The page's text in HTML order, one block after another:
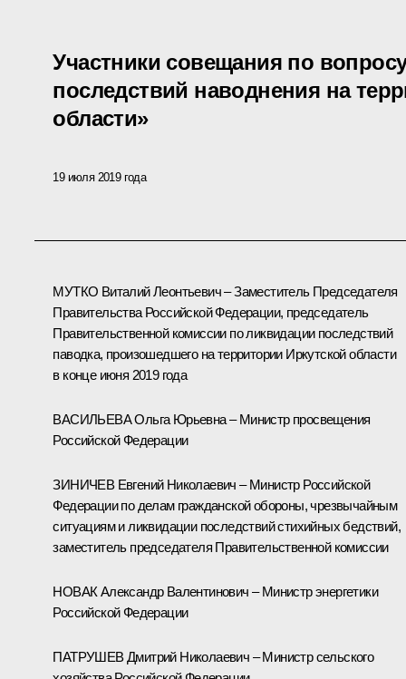
Участники совещания по
последствий наводнения на
области»
19 июля 2019 года
МУТКО Виталий Леонтьевич – Заместитель Председателя
Правительства Российской Федерации, председатель
Правительственной комиссии по ликвидации последствий
паводка, произошедшего на территории Иркутской области
в конце июня 2019 года
ВАСИЛЬЕВА Ольга Юрьевна – Министр просвещения
Российской Федерации
ЗИНИЧЕВ Евгений Николаевич – Министр Российской
Федерации по делам гражданской обороны, чрезвычайным
ситуациям и ликвидации последствий стихийных бедствий,
заместитель председателя Правительственной комиссии
НОВАК Александр Валентинович – Министр энергетики
Российской Федерации
ПАТРУШЕВ Дмитрий Николаевич – Министр сельского